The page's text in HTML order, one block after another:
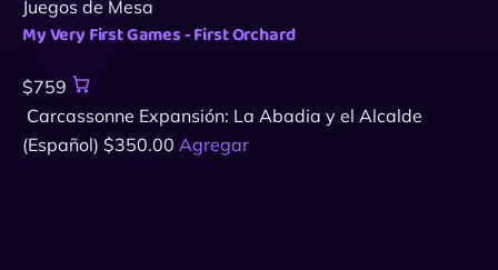
Juegos de Mesa
My Very First Games - First Orchard
$759
Carcassonne Expansión: La Abadia y el Alcalde
(Español) $350.00 Agregar